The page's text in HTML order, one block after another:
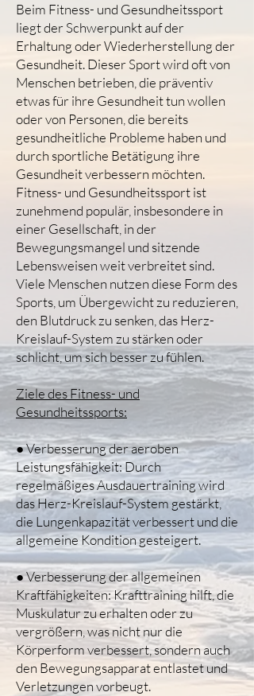
Beim Fitness- und Gesundheitssport
liegt der Schwerpunkt auf der
Erhaltung oder Wiederherstellung der
Gesundheit. Dieser Sport wird oft von
Menschen betrieben, die präventiv
etwas für ihre Gesundheit tun wollen
oder von Personen, die bereits
gesundheitliche Probleme haben und
durch sportliche Betätigung ihre
Gesundheit verbessern möchten.
Fitness- und Gesundheitssport ist
zunehmend populär, insbesondere in
einer Gesellschaft, in der
Bewegungsmangel und sitzende
Lebensweisen weit verbreitet sind.
Viele Menschen nutzen diese Form des
Sports, um Übergewicht zu reduzieren,
den Blutdruck zu senken, das Herz-
Kreislauf-System zu stärken oder
schlicht, um sich besser zu fühlen.
Ziele des Fitness- und
Gesundheitssports:
● Verbesserung der aeroben
Leistungsfähigkeit: Durch
regelmäßiges Ausdauertraining wird
das Herz-Kreislauf-System gestärkt,
die Lungenkapazität verbessert und die
allgemeine Kondition gesteigert.
● Verbesserung der allgemeinen
Kraftfähigkeiten: Krafttraining hilft, die
Muskulatur zu erhalten oder zu
vergrößern, was nicht nur die
Körperform verbessert, sondern auch
den Bewegungsapparat entlastet und
Verletzungen vorbeugt.